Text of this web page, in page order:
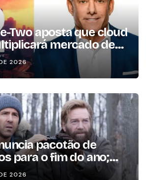
Two aposta que cloud
mercado de
em três anos
2026
pacotão de
para o fim do ano;
2026